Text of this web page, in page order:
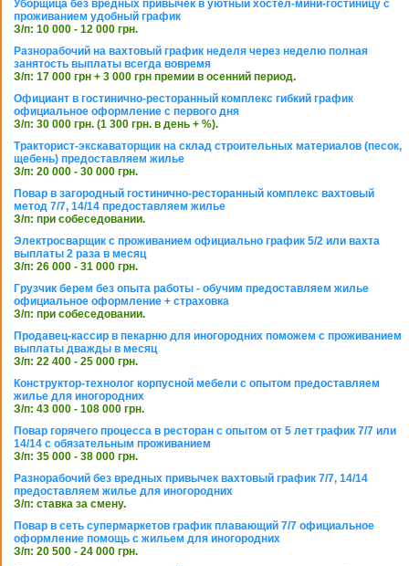
Уборщица без вредных привычек в уютный хостел-мини-гостиницу с
проживанием удобный график
З/п: 10 000 - 12 000 грн.
Разнорабочий на вахтовый график неделя через неделю полная
занятость выплаты всегда вовремя
З/п: 17 000 грн + 3 000 грн премии в осенний период.
Официант в гостинично-ресторанный комплекс гибкий график
официальное оформление с первого дня
З/п: 30 000 грн. (1 300 грн. в день + %).
Тракторист-экскаваторщик на склад строительных материалов (песок,
щебень) предоставляем жилье
З/п: 20 000 - 30 000 грн.
Повар в загородный гостинично-ресторанный комплекс вахтовый
метод 7/7, 14/14 предоставляем жилье
З/п: при собеседовании.
Электросварщик с проживанием официально график 5/2 или вахта
выплаты 2 раза в месяц
З/п: 26 000 - 31 000 грн.
Грузчик берем без опыта работы - обучим предоставляем жилье
официальное оформление + страховка
З/п: при собеседовании.
Продавец-кассир в пекарню для иногородних поможем с проживанием
выплаты дважды в месяц
З/п: 22 400 - 25 000 грн.
Конструктор-технолог корпусной мебели с опытом предоставляем
жилье для иногородних
З/п: 43 000 - 108 000 грн.
Повар горячего процесса в ресторан с опытом от 5 лет график 7/7 или
14/14 с обязательным проживанием
З/п: 35 000 - 38 000 грн.
Разнорабочий без вредных привычек вахтовый график 7/7, 14/14
предоставляем жилье для иногородних
З/п: ставка за смену.
Повар в сеть супермаркетов график плавающий 7/7 официальное
оформление помощь с жильем для иногородних
З/п: 20 500 - 24 000 грн.